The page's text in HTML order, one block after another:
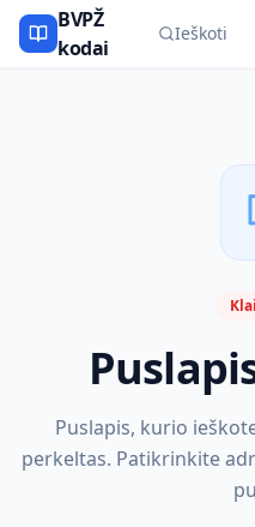
BVPŽ
kodai
Ieškoti
Puslapis, kurio
perkeltas. Patikrinkite